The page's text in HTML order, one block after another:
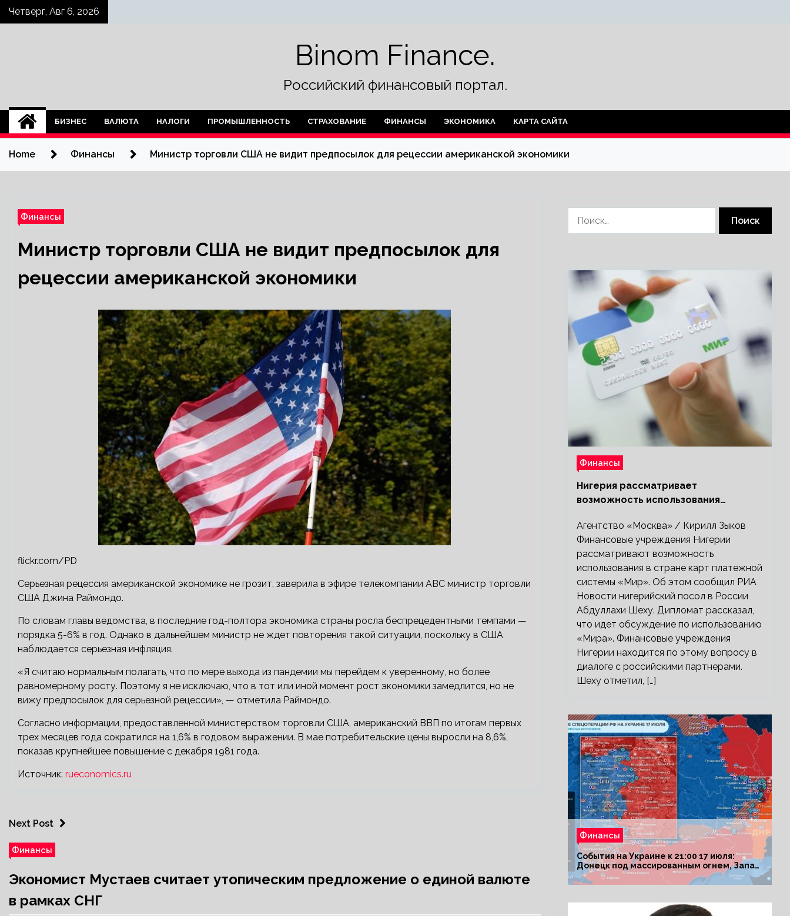
SkipЧетверг, Авг 6, 2026
Binom Finance.
Российский финансовый портал.
БИЗНЕС ВАЛЮТА НАЛОГИ ПРОМЫШЛЕННОСТЬ СТРАХОВАНИЕ ФИНАНСЫ ЭКОНОМИКА КАРТА САЙТА
Home Финансы Министр торговли США не видит предпосылок для рецессии американской экономики
Финансы
Министр торговли США не видит предпосылок для
рецессии американской экономики
flickr.com/PD
Серьезная рецессия американской экономике не грозит, заверила в эфире телекомпании ABC министр торговли
США Джина Раймондо.
По словам главы ведомства, в последние год-полтора экономика страны росла беспрецедентными темпами —
порядка 5-6% в год. Однако в дальнейшем министр не ждет повторения такой ситуации, поскольку в США
наблюдается серьезная инфляция.
«Я считаю нормальным полагать, что по мере выхода из пандемии мы перейдем к уверенному, но более
равномерному росту. Поэтому я не исключаю, что в тот или иной момент рост экономики замедлится, но не
вижу предпосылок для серьезной рецессии», — отметила Раймондо.
Согласно информации, предоставленной министерством торговли США, американский ВВП по итогам первых
трех месяцев года сократился на 1,6% в годовом выражении. В мае потребительские цены выросли на 8,6%,
показав крупнейшее повышение с декабря 1981 года.
Источник: rueconomics.ru
Next Post
Финансы
Экономист Мустаев считает утопическим предложение о единой валюте
в рамках СНГ
Финансы
Нигерия рассматривает
возможность использования
Агентство «Москва» / Кирилл Зыков
Финансовые учреждения Нигерии
рассматривают возможность
использования в стране карт платежной
системы «Мир». Об этом сообщил РИА
Новости нигерийский посол в России
Абдуллахи Шеху. Дипломат рассказал,
что идет обсуждение по использованию
«Мира». Финансовые учреждения
Нигерии находится по этому вопросу в
диалоге с российскими партнерами.
Шеху отметил, […]
Финансы
События на Украине к 21:00 17 июля:
Донецк под массированным огнем, Запад
поставил Киеву ультиматум